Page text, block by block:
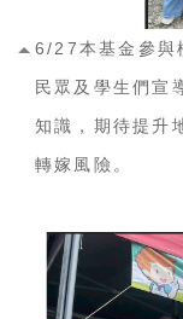
6/27本基金參與
民眾及學生們宣
知識，期待提升
轉嫁風險。